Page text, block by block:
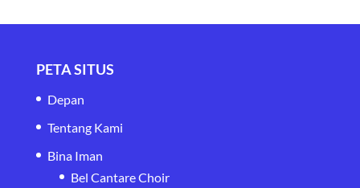
PETA SITUS
Depan
Tentang Kami
Bina Iman
Bel Cantare Choir